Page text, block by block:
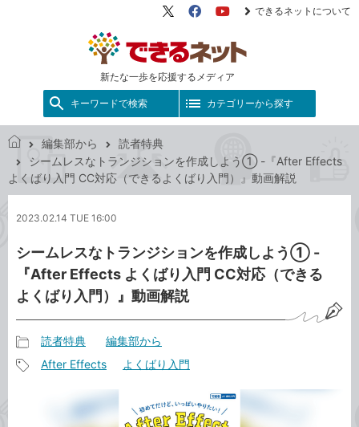
新たな一歩を応援するメディア
X（旧
FacebookYouTube
できるネットについて
キーワードで検索 カテゴリーから探す
き
ッ
編集部から
読者特典
シームレスなトランジションを作成しよう① -『After Effects
よくばり入門 CC対応（できるよくばり入門）』動画解説
2023.02.14 TUE 16:00
シームレスなトランジションを作成しよう① -
『After Effects よくばり入門 CC対応（できる
よくばり入門）』動画解説
事
読者特典 編集部から
After Effects よくばり入門